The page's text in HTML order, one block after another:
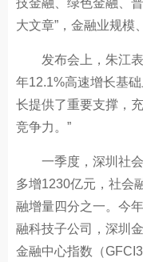
技金融、绿色金融、
大文章”，金融业规模
发布会上，朱江表
年12.1%高速增长基
长提供了重要支撑，
竞争力。”
一季度，深圳社会
多增1230亿元，社会
融增量四分之一。今
融科技子公司，深圳
金融中心指数（